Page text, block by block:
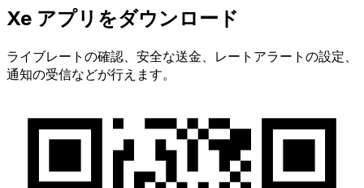
Xe アプリをダウンロード
ライブレートの確認、安全な送金、レートアラートの設定、
通知の受信などが行えます。